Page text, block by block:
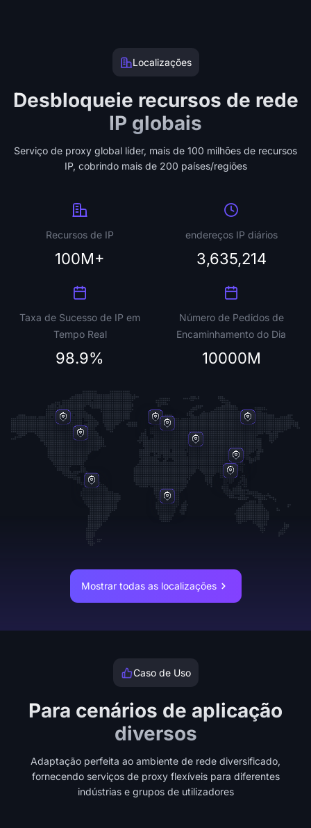
Localizações
Desbloqueie recursos de rede
IP globais
Serviço de proxy global líder, mais de 100 milhões de recursos
IP, cobrindo mais de 200 países/regiões
Recursos de IP
100M+
endereços IP diários
3,635,214
Taxa de Sucesso de IP em
Tempo Real
98.9%
Número de Pedidos de
Encaminhamento do Dia
10000M
Mostrar todas as localizações
Caso de Uso
Para cenários de aplicação
diversos
Adaptação perfeita ao ambiente de rede diversificado,
fornecendo serviços de proxy flexíveis para diferentes
indústrias e grupos de utilizadores